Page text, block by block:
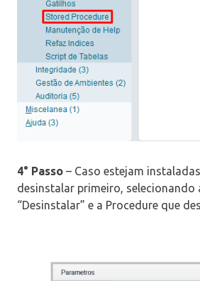
4° Passo – Caso estejam
desinstalar primeiro, selecionando
“Desinstalar” e a Procedure que